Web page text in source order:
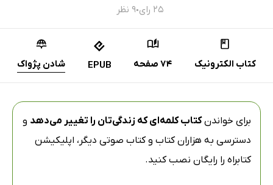
۲۵ رای ● ۹ نظر
کتاب الکترونیک 74 صفحه EPUB شادن پژواک
برای خواندنکتاب کلمه‌ای‌ که زندگی‌تان را تغییر می‌دهد و
دسترسی به هزاران کتاب و کتاب صوتی دیگر، اپلیکیشن
کتابراه را رایگان نصب کنید.